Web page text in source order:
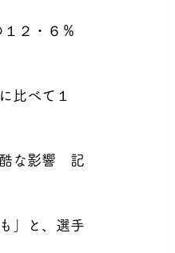
２・６％
比べて１
な影響　記
」と、選手